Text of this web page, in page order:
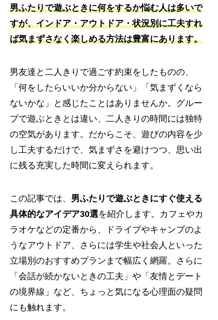
男ふたりで遊ぶときに何をするか悩む人は多いで
すが、インドア・アウトドア・状況別に工夫すれ
ば気まずさなく楽しめる方法は豊富にあります。
男友達と二人きりで過ごす約束をしたものの、
「何をしたらいいか分からない」「気まずくなら
ないかな」と感じたことはありませんか。グルー
プで遊ぶときとは違い、二人きりの時間には独特
の空気があります。だからこそ、遊びの内容を少
し工夫するだけで、気まずさを避けつつ、思い出
に残る充実した時間に変えられます。
この記事では、 男ふたりで遊ぶときにすぐ使える
具体的なアイデア30選を紹介します。カフェやカ
ラオケなどの定番から、ドライブやキャンプのよ
うなアウトドア、さらには学生や社会人といった
立場別のおすすめプランまで幅広く網羅。さらに
「会話が続かないときの工夫」や「友情とデート
の境界線」など、ちょっと気になる心理面の疑問
にも触れます。